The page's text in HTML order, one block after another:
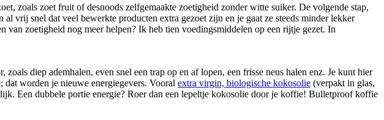
zoals zoet fruit of desnoods zelfgemaakte zoetigheid zonder witte suiker. De volgende stap,
vrij snel dat veel bewerkte producten extra gezoet zijn en je gaat ze steeds minder lekker
van zoetigheid nog meer helpen? Ik heb tien voedingsmiddelen op een rijtje gezet. In
diep ademhalen, even snel een trap op en af lopen, een frisse neus halen enz. Je kunt hier
worden je nieuwe energiegevers. Vooral extra virgin, biologische kokosolie (verpakt in glas,
Een dubbele portie energie? Roer dan een lepeltje kokosolie door je koffie! Bulletproof koffie